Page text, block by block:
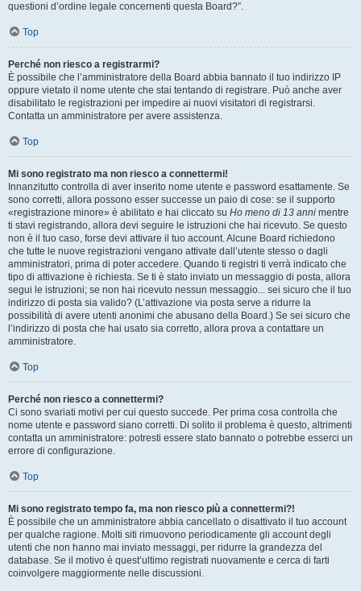
questioni d’ordine legale concernenti questa Board?”.
Top
Perché non riesco a registrarmi?
È possibile che l’amministratore della Board abbia bannato il tuo indirizzo IP
oppure vietato il nome utente che stai tentando di registrare. Può anche aver
disabilitato le registrazioni per impedire ai nuovi visitatori di registrarsi.
Contatta un amministratore per avere assistenza.
Top
Mi sono registrato ma non riesco a connettermi!
Innanzitutto controlla di aver inserito nome utente e password esattamente. Se
sono corretti, allora possono esser successe un paio di cose: se il supporto
«registrazione minore» è abilitato e hai cliccato su Ho meno di 13 anni mentre
ti stavi registrando, allora devi seguire le istruzioni che hai ricevuto. Se questo
non è il tuo caso, forse devi attivare il tuo account. Alcune Board richiedono
che tutte le nuove registrazioni vengano attivate dall’utente stesso o dagli
amministratori, prima di poter accedere. Quando ti registri ti verrà indicato che
tipo di attivazione è richiesta. Se ti è stato inviato un messaggio di posta, allora
segui le istruzioni; se non hai ricevuto nessun messaggio... sei sicuro che il tuo
indirizzo di posta sia valido? (L’attivazione via posta serve a ridurre la
possibilità di avere utenti anonimi che abusano della Board.) Se sei sicuro che
l’indirizzo di posta che hai usato sia corretto, allora prova a contattare un
amministratore.
Top
Perché non riesco a connettermi?
Ci sono svariati motivi per cui questo succede. Per prima cosa controlla che
nome utente e password siano corretti. Di solito il problema è questo, altrimenti
contatta un amministratore: potresti essere stato bannato o potrebbe esserci un
errore di configurazione.
Top
Mi sono registrato tempo fa, ma non riesco più a connettermi?!
È possibile che un amministratore abbia cancellato o disattivato il tuo account
per qualche ragione. Molti siti rimuovono periodicamente gli account degli
utenti che non hanno mai inviato messaggi, per ridurre la grandezza del
database. Se il motivo è quest’ultimo registrati nuovamente e cerca di farti
coinvolgere maggiormente nelle discussioni.